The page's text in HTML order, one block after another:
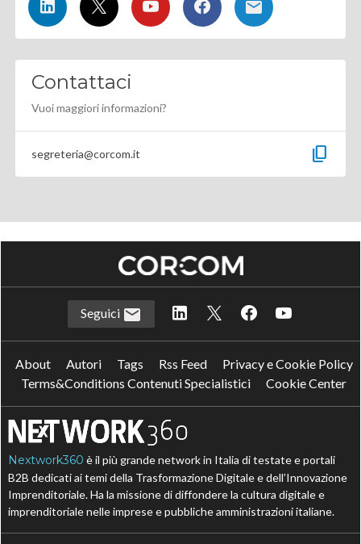
Contattaci
Vuoi maggiori informazioni?
segreteria@corcom.it content_copy
Seguici
About Autori Tags Rss Feed
Privacy e Cookie Policy
Terms&Conditions Contenuti Specialistici
Cookie Center
Nextwork360 è il più grande network in Italia di testate e portali
B2B dedicati ai temi della Trasformazione Digitale e dell’Innovazione
Imprenditoriale. Ha la missione di diffondere la cultura digitale e
imprenditoriale nelle imprese e pubbliche amministrazioni italiane.